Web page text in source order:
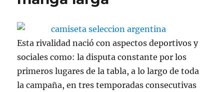
Esta rivalidad nació con aspectos deportivos y
sociales como: la disputa constante por los
primeros lugares de la tabla, a lo largo de toda
la campaña, en tres temporadas consecutivas